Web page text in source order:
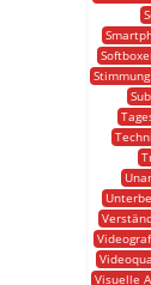
Videograf
Visuelle